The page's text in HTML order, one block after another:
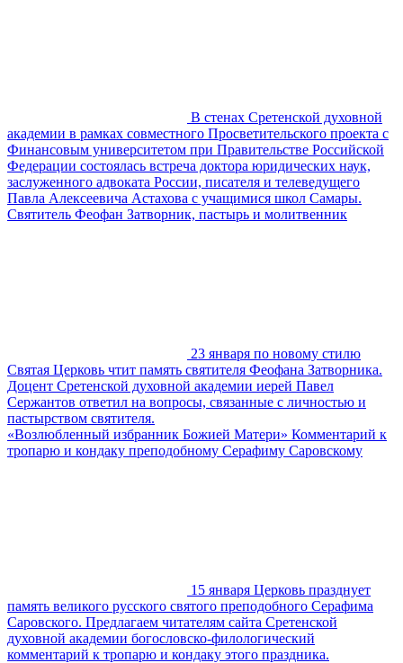
В стенах Сретенской духовной
академии в рамках совместного Просветительского проекта с
Финансовым университетом при Правительстве Российской
Федерации состоялась встреча доктора юридических наук,
заслуженного адвоката России, писателя и телеведущего
Павла Алексеевича Астахова с учащимися школ Самары.
Святитель Феофан Затворник, пастырь и молитвенник
23 января по новому стилю
Святая Церковь чтит память святителя Феофана Затворника.
Доцент Сретенской духовной академии иерей Павел
Сержантов ответил на вопросы, связанные с личностью и
пастырством святителя.
«Возлюбленный избранник Божией Матери» Комментарий к
тропарю и кондаку преподобному Серафиму Саровскому
15 января Церковь празднует
память великого русского святого преподобного Серафима
Саровского. Предлагаем читателям сайта Сретенской
духовной академии богословско-филологический
комментарий к тропарю и кондаку этого праздника.